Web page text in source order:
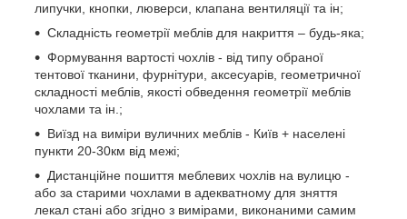
липучки, кнопки, люверси, клапана вентиляції та ін;
Складність геометрії меблів для накриття – будь-яка;
Формування вартості чохлів - від типу обраної
тентової тканини, фурнітури, аксесуарів, геометричної
складності меблів, якості обведення геометрії меблів
чохлами та ін.;
Виїзд на виміри вуличних меблів - Київ + населені
пункти 20-30км від межі;
Дистанційне пошиття меблевих чохлів на вулицю -
або за старими чохлами в адекватному для зняття
лекал стані або згідно з вимірами, виконаними самим